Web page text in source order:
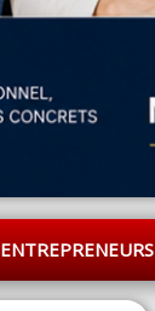
ENTREPRENEURS